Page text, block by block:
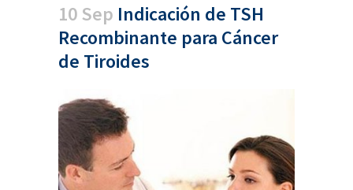
10 Sep Indicación de TSH
Recombinante para Cáncer
de Tiroides